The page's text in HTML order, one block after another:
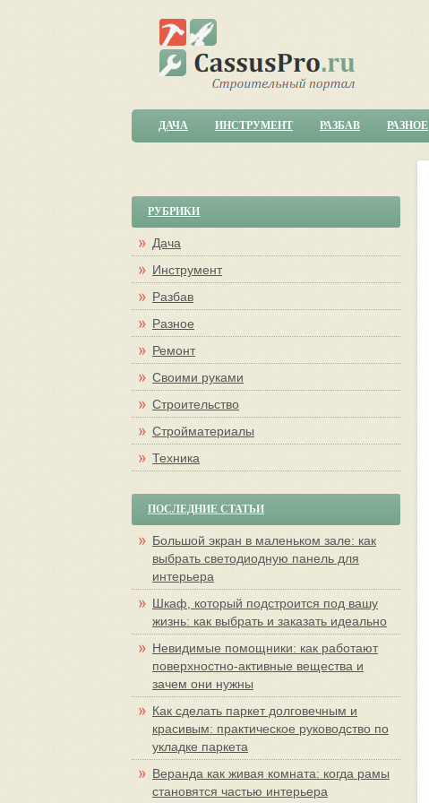
ДАЧА ИНСТРУМЕНТ РАЗБАВ РАЗНОЕ
РУБРИКИ
Дача
Инструмент
Разбав
Разное
Ремонт
Своими руками
Строительство
Стройматериалы
Техника
ПОСЛЕДНИЕ СТАТЬИ
Большой экран в маленьком зале: как
выбрать светодиодную панель для
интерьера
Шкаф, который подстроится под вашу
жизнь: как выбрать и заказать идеально
Невидимые помощники: как работают
поверхностно-активные вещества и
зачем они нужны
Как сделать паркет долговечным и
красивым: практическое руководство по
укладке паркета
Веранда как живая комната: когда рамы
становятся частью интерьера